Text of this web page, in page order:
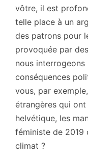
vôtre, il est
telle place à un
des patrons pour
provoquée par
nous
conséquences
vous, par
étrangères qui
helvétique, les
féministe de 2019
climat ?